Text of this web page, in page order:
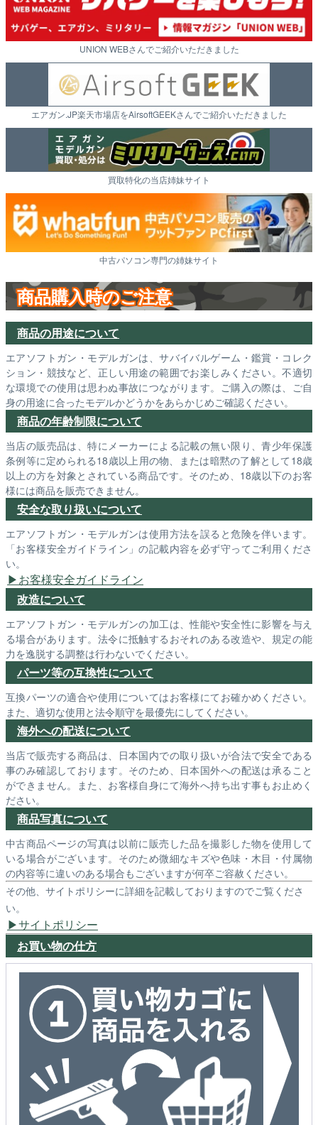
UNION WEBさんでご紹介いただきました
エアガン.JP楽天市場店をAirsoftGEEKさんでご紹介いただきました
買取特化の当店姉妹サイト
中古パソコン専門の姉妹サイト
商品購入時のご注意
商品の用途について
エアソフトガン・モデルガンは、サバイバルゲーム・鑑賞・コレク
ション・競技など、正しい用途の範囲でお楽しみください。不適切
な環境での使用は思わぬ事故につながります。ご購入の際は、ご自
身の用途に合ったモデルかどうかをあらかじめご確認ください。
商品の年齢制限について
当店の販売品は、特にメーカーによる記載の無い限り、青少年保護
条例等に定められる18歳以上用の物、または暗黙の了解として18歳
以上の方を対象とされている商品です。そのため、18歳以下のお客
様には商品を販売できません。
安全な取り扱いについて
エアソフトガン・モデルガンは使用方法を誤ると危険を伴います。
「お客様安全ガイドライン」の記載内容を必ず守ってご利用くださ
い。
お客様安全ガイドライン
改造について
エアソフトガン・モデルガンの加工は、性能や安全性に影響を与え
る場合があります。法令に抵触するおそれのある改造や、規定の能
力を逸脱する調整は行わないでください。
パーツ等の互換性について
互換パーツの適合や使用についてはお客様にてお確かめください。
また、適切な使用と法令順守を最優先にしてください。
海外への配送について
当店で販売する商品は、日本国内での取り扱いが合法で安全である
事のみ確認しております。そのため、日本国外への配送は承ること
ができません。また、お客様自身にて海外へ持ち出す事もお止めく
ださい。
商品写真について
中古商品ページの写真は以前に販売した品を撮影した物を使用して
いる場合がございます。そのため微細なキズや色味・木目・付属物
の内容等に違いのある場合もございますが何卒ご容赦ください。
その他、サイトポリシーに詳細を記載しておりますのでご覧くださ
い。
サイトポリシー
お買い物の仕方